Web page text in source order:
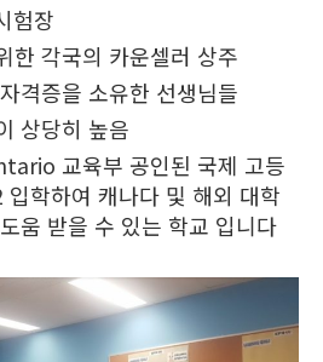
험장
한 각국의 카운셀러 상주
격증을 소유한 선생님들
상당히 높음
교육부 공인된 국제 고등
학하여 캐나다 및 해외 대학
움 받을 수 있는 학교 입니다